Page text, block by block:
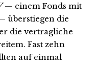
— einem Fonds mit
überstiegen die
die vertragliche
Fast zehn
auf einmal